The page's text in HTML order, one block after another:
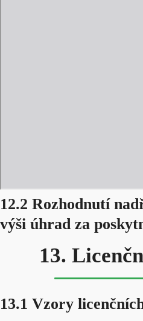
12.2 Rozhodnutí
výši úhrad za
13.
13.1 Vzory